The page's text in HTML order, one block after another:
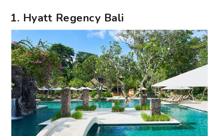
1. Hyatt Regency Bali